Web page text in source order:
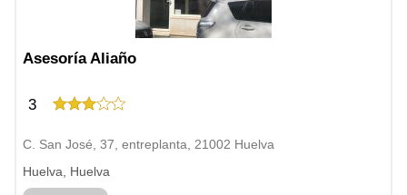
Asesoría Aliaño
3
C. San José, 37, entreplanta, 21002 Huelva
Huelva, Huelva